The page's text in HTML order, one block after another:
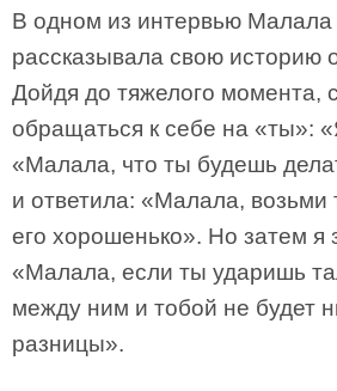
В одном из интервью Малала
рассказывала свою историю
Дойдя до тяжелого момента,
обращаться к себе на «ты»:
«Малала, что ты будешь
и ответила: «Малала, возьми
его хорошенько». Но затем я
«Малала, если ты ударишь
между ним и тобой не будет
разницы».